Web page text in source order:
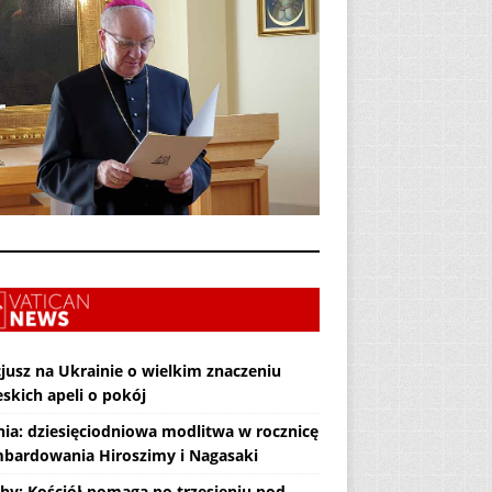
na Ukrainie o wielkim znaczeniu
apeli o pokój
dziesięciodniowa modlitwa w rocznicę
Hiroszimy i Nagasaki